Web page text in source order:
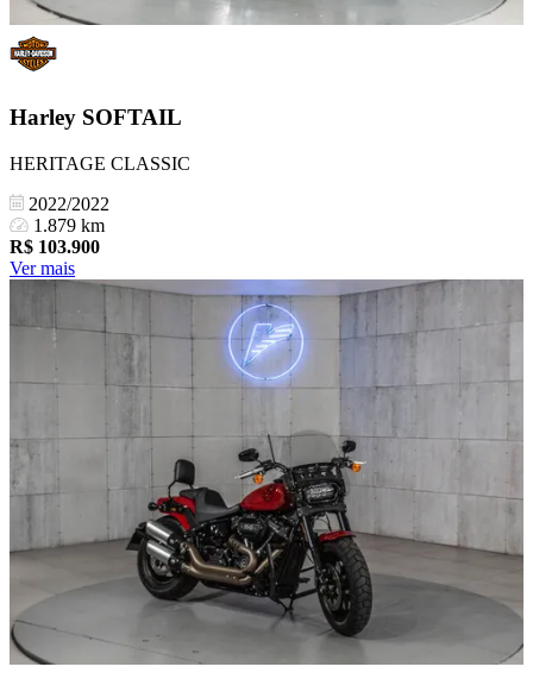
Harley SOFTAIL
HERITAGE CLASSIC
2022/2022
1.879 km
R$ 103.900
Ver mais